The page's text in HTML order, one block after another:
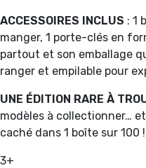
ACCESSOIRES INCLUS : 1
manger, 1 porte-clés en
partout et son emballage
ranger et empilable pour
UNE ÉDITION RARE À
modèles à collectionner…
caché dans 1 boîte sur 100 !
3+